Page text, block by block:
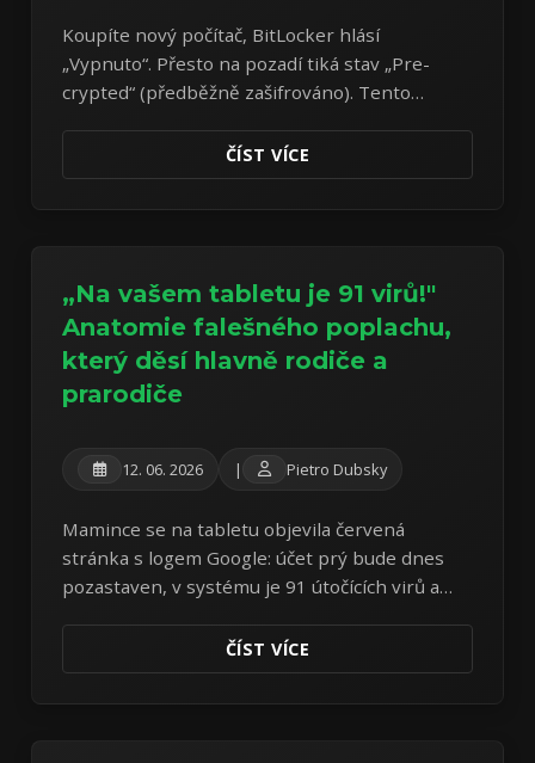
Koupíte nový počítač, BitLocker hlásí
„Vypnuto“. Přesto na pozadí tiká stav „Pre-
crypted“ (předběžně zašifrováno). Tento
ČÍST VÍCE
„Na vašem tabletu je 91 virů!"
Anatomie falešného poplachu,
který děsí hlavně rodiče a
prarodiče
12. 06. 2026 | Pietro Dubsky
Mamince se na tabletu objevila červená
stránka s logem Google: účet prý bude dnes
pozastaven, v systému je 91 útočících virů a
úplně v pořádku — celý útok je ta stránka
samotná. Rozebírám učebnicový vzorek
scarewaru.
ČÍST VÍCE